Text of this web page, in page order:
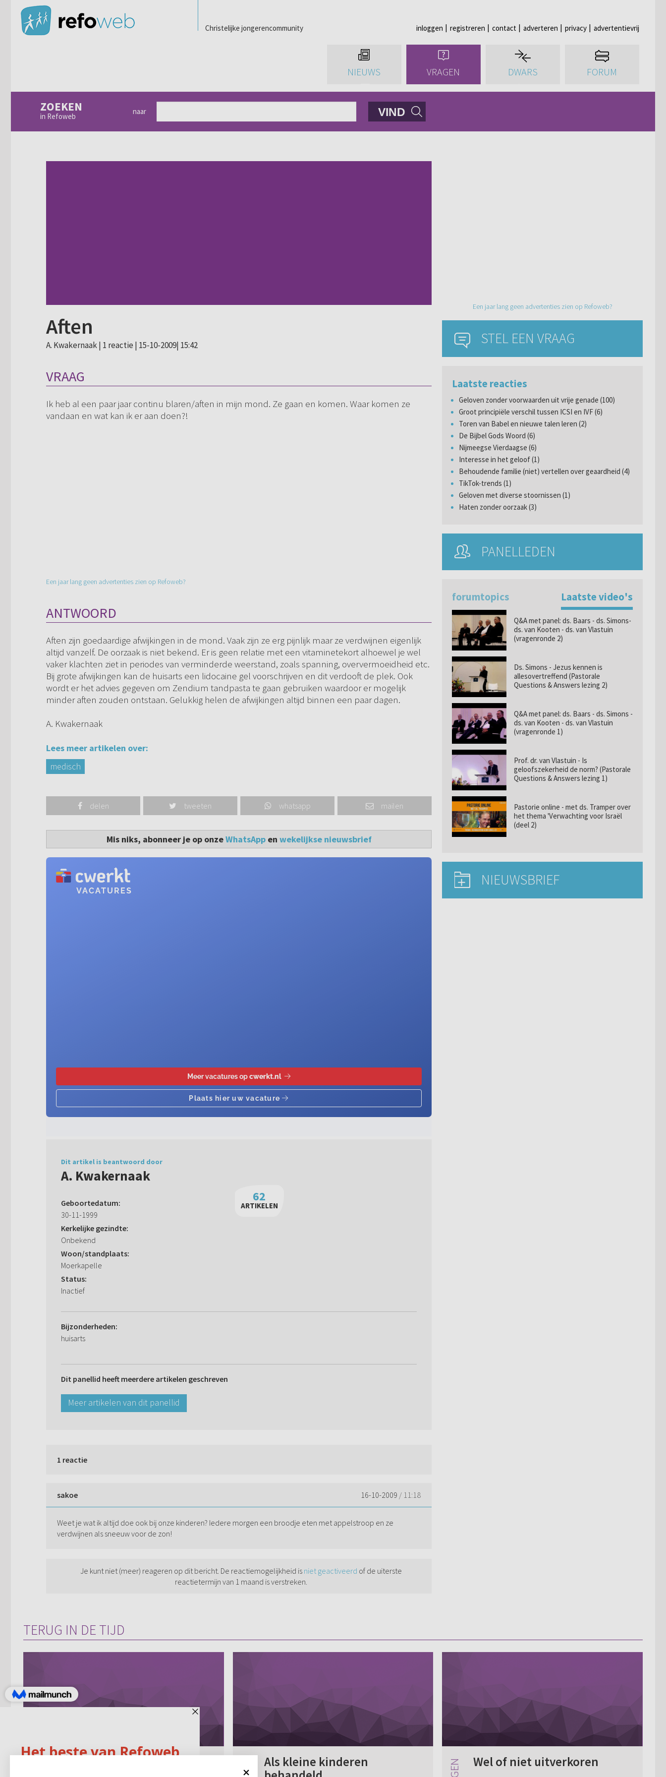
Christelijke jongerencommunity inloggen registreren contact adverteren privacy advertentievrij
NIEUWS VRAGEN DWARS FORUM
ZOEKEN
in Refoweb
naar VIND
Aften
A. Kwakernaak | 1 reactie | 15-10-2009| 15:42
VRAAG
Ik heb al een paar jaar continu blaren/aften in mijn mond. Ze gaan en komen. Waar komen ze
vandaan en wat kan ik er aan doen?!
Een jaar lang geen advertenties zien op Refoweb?
ANTWOORD
Aften zijn goedaardige afwijkingen in de mond. Vaak zijn ze erg pijnlijk maar ze verdwijnen eigenlijk
altijd vanzelf. De oorzaak is niet bekend. Er is geen relatie met een vitaminetekort alhoewel je wel
vaker klachten ziet in periodes van verminderde weerstand, zoals spanning, oververmoeidheid etc.
Bij grote afwijkingen kan de huisarts een lidocaine gel voorschrijven en dit verdooft de plek. Ook
wordt er het advies gegeven om Zendium tandpasta te gaan gebruiken waardoor er mogelijk
minder aften zouden ontstaan. Gelukkig helen de afwijkingen altijd binnen een paar dagen.
A. Kwakernaak
Lees meer artikelen over:
medisch
delen tweeten whatsapp mailen
Mis niks, abonneer je op onzeWhatsAppen wekelijkse nieuwsbrief
Dit artikel is beantwoord door
A. Kwakernaak
Geboortedatum:
30-11-1999
Kerkelijke gezindte:
Onbekend
Woon/standplaats:
Moerkapelle
Status:
Inactief
62
ARTIKELEN
Bijzonderheden:
huisarts
Dit panellid heeft meerdere artikelen geschreven
Meer artikelen van dit panellid
1 reactie
sakoe 16-10-2009 / 11:18
Weet je wat ik altijd doe ook bij onze kinderen? Iedere morgen een broodje eten met appelstroop en ze
verdwijnen als sneeuw voor de zon!
Je kunt niet (meer) reageren op dit bericht. De reactiemogelijkheid is niet geactiveerd of de uiterste
reactietermijn van 1 maand is verstreken.
Een jaar lang geen advertenties zien op Refoweb?
STEL EEN VRAAG
Laatste reacties
Geloven zonder voorwaarden uit vrije genade (100)
Groot principiële verschil tussen ICSI en IVF (6)
Toren van Babel en nieuwe talen leren (2)
De Bijbel Gods Woord (6)
Nijmeegse Vierdaagse (6)
Interesse in het geloof (1)
Behoudende familie (niet) vertellen over geaardheid (4)
TikTok-trends (1)
Geloven met diverse stoornissen (1)
Haten zonder oorzaak (3)
PANELLEDEN
forumtopics Laatste video's
Q&A met panel: ds. Baars - ds. Simons-
ds. van Kooten - ds. van Vlastuin
(vragenronde 2)
Ds. Simons - Jezus kennen is
allesovertreffend (Pastorale
Questions & Answers lezing 2)
Q&A met panel: ds. Baars - ds. Simons -
ds. van Kooten - ds. van Vlastuin
(vragenronde 1)
Prof. dr. van Vlastuin - Is
geloofszekerheid de norm? (Pastorale
Questions & Answers lezing 1)
Pastorie online - met ds. Tramper over
het thema 'Verwachting voor Israël
(deel 2)
NIEUWSBRIEF
TERUG IN DE TIJD
Als kleine kinderen
Wel of niet uitverkoren